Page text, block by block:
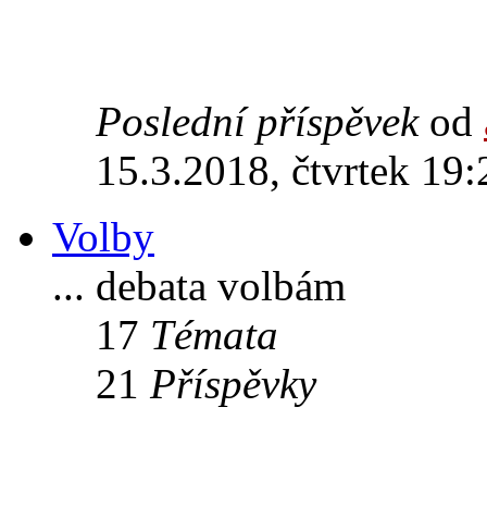
Poslední příspěvekod
15.3.2018, čtvrtek
Volby
... debata volbám
17 Témata
21 Příspěvky